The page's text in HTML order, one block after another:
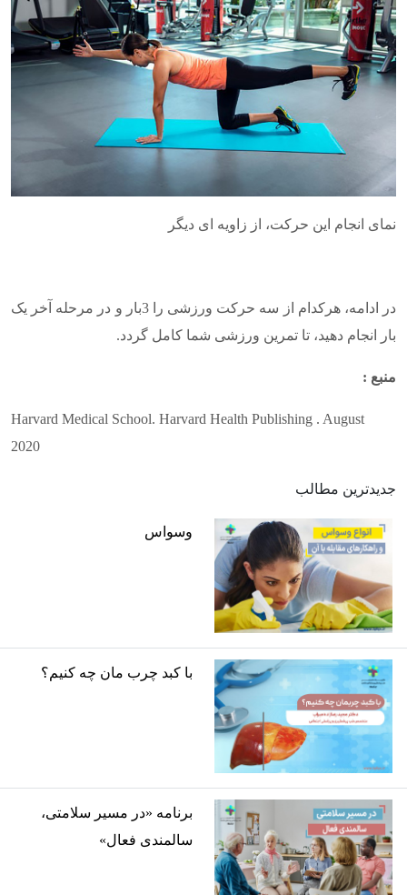
نمای انجام این حرکت، از زاویه ای دیگر
در ادامه، هرکدام از سه حرکت ورزشی را 3بار و در مرحله آخر یک
بار انجام دهید، تا تمرین ورزشی شما کامل گردد.
منبع :
Harvard Medical School. Harvard Health Publishing . August
2020
جدیدترین مطالب
وسواس
با کبد چرب مان چه کنیم؟
برنامه «در مسیر سلامتی،
سالمندی فعال»